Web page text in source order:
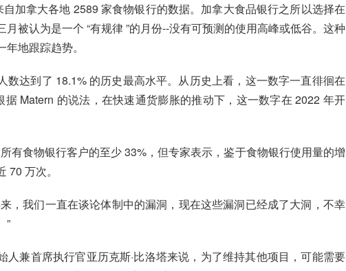
自加拿大各地 2589 家食物银行的数据。加拿大食品银行之所以选择在
被认为是一个 “有规律 ”的月份--没有可预测的使用高峰或低谷。这种
地跟踪趋势。
数达到了 18.1% 的历史最高水平。从历史上看，这一数字一直徘徊在
据 Matern 的说法，在快速通货膨胀的推动下，这一数字在 2022 年开
有食物银行客户的至少 33%，但专家表示，鉴于食物银行使用量的增
70 万次。
，我们一直在谈论体制中的漏洞，现在这些漏洞已经成了大洞，不幸
”
人兼首席执行官亚历克斯·比洛塔来说，为了维持其他项目，可能需要